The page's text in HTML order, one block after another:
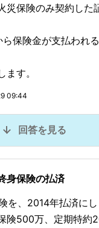
災保険のみ契約した
保険金が支払われ
ます。
09:44
回答を見る
身保険の払済
を、2014年払済にし
険500万、定期特約